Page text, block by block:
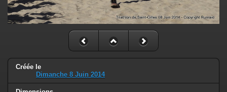
Créée le
Dimanche 8 Juin 2014